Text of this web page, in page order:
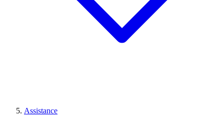
Assistance